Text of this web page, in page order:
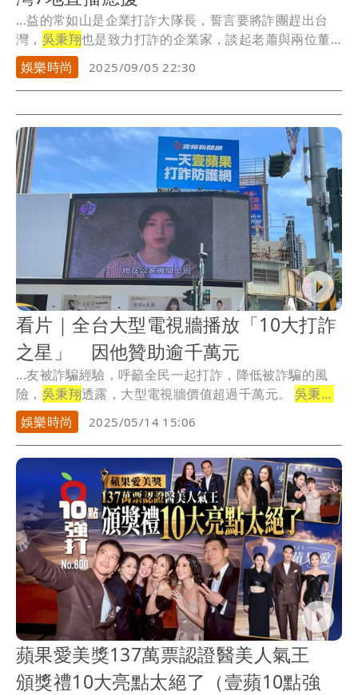
...益的常如山是企業打詐大隊長，誓言要將詐團趕出台
灣， 吳秉翔也是致力打詐的企業家，談起老蕭與兩位董
事長的...
娛樂時尚 2025/09/05 22:30
看片｜全台大型電視牆播放「10大打詐
之星」 因他贊助逾千萬元
...友被詐騙經驗，呼籲全民一起打詐，降低被詐騙的風
險， 吳秉翔透露，大型電視牆價值超過千萬元。 吳秉翔
指...
娛樂時尚 2025/05/14 15:06
蘋果愛美獎137萬票認證醫美人氣王
頒獎禮10大亮點太絕了（壹蘋10點強